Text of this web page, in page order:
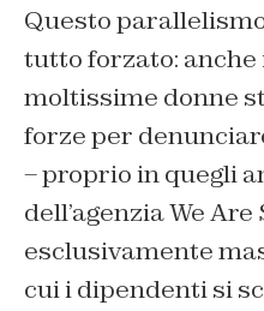
Questo
tutto forzato: anche
moltissime donne
forze per
– proprio in quegli
dell’agenzia We
esclusivamente
cui i dipendenti si